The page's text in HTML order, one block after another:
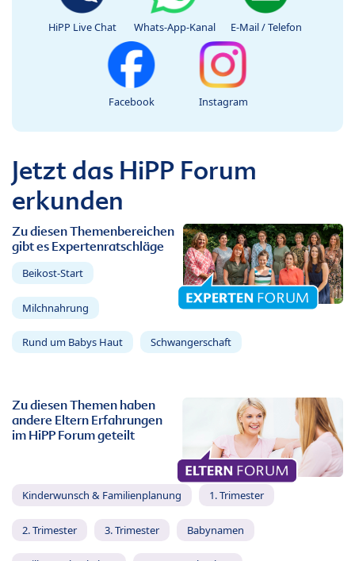
HiPP Live Chat Whats-App-Kanal E-Mail / Telefon
Facebook Instagram
Jetzt das HiPP Forum
erkunden
Zu diesen Themenbereichen
gibt es Expertenratschläge
Beikost-Start
Milchnahrung
Rund um Babys Haut Schwangerschaft
Zu diesen Themen haben
andere Eltern Erfahrungen
im HiPP Forum geteilt
Kinderwunsch & Familienplanung 1. Trimester
2. Trimester 3. Trimester Babynamen